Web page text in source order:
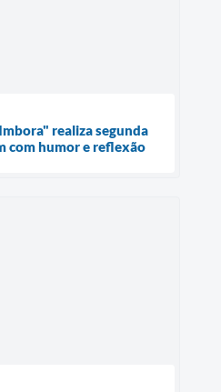
realiza segunda
com humor e reflexão